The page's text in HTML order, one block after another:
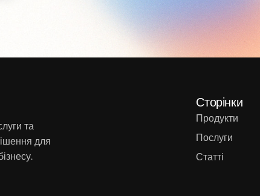
та
для
Сторінки
Продукти
Послуги
Статті